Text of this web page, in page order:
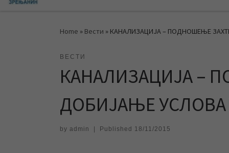
Home » Вести » КАНАЛИЗАЦИЈА – ПОДНОШЕЊЕ
ВЕСТИ
КАНАЛИЗАЦИЈА –
ДОБИЈАЊЕ УСЛОВА
by admin Published 18/11/2015